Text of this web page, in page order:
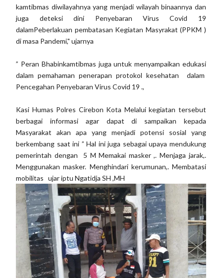
kamtibmas diwilayahnya yang menjadi wilayah binaannya dan
juga deteksi dini Penyebaran Virus Covid 19
dalamPeberlakuan pembatasan Kegiatan Masyrakat (PPKM )
di masa Pandemi," ujarnya
” Peran Bhabinkamtibmas juga untuk menyampaikan edukasi
dalam pemahaman penerapan protokol kesehatan dalam
Pencegahan Penyebaran Virus Covid 19 .,
Kasi Humas Polres Cirebon Kota Melalui kegiatan tersebut
berbagai informasi agar dapat di sampaikan kepada
Masyarakat akan apa yang menjadi potensi sosial yang
berkembang saat ini ” Hal ini juga sebagai upaya mendukung
pemerintah dengan 5 M Memakai masker ,. Menjaga jarak,.
Menggunakan masker. Menghindari kerumunan,. Membatasi
mobilitas ujar iptu Ngatidja SH ,MH